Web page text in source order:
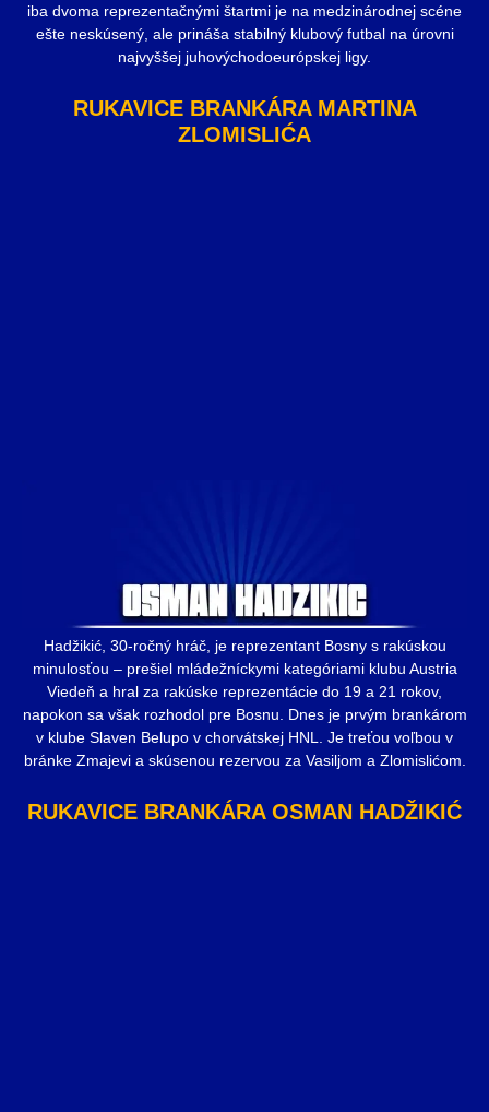
iba dvoma reprezentačnými štartmi je na medzinárodnej scéne
ešte neskúsený, ale prináša stabilný klubový futbal na úrovni
najvyššej juhovýchodoeurópskej ligy.
RUKAVICE BRANKÁRA MARTINA
ZLOMISLIĆA
Hadžikić, 30-ročný hráč, je reprezentant Bosny s rakúskou
minulosťou – prešiel mládežníckymi kategóriami klubu Austria
Viedeň a hral za rakúske reprezentácie do 19 a 21 rokov,
napokon sa však rozhodol pre Bosnu. Dnes je prvým brankárom
v klube Slaven Belupo v chorvátskej HNL. Je treťou voľbou v
bránke Zmajevi a skúsenou rezervou za Vasiljom a Zlomislićom.
RUKAVICE BRANKÁRA OSMAN HADŽIKIĆ